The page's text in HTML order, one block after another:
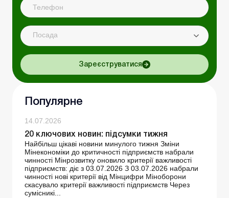
Посада
Зареєструватися
Популярне
14.07.2026
20 ключових новин: підсумки тижня
Найбільш цікаві новини минулого тижня Зміни
Мінекономіки до критичності підприємств набрали
чинності Мінрозвитку оновило критерії важливості
підприємств: діє з 03.07.2026 З 03.07.2026 набрали
чинності нові критерії від Мінцифри Міноборони
скасувало критерії важливості підприємств Через
сумісникі...